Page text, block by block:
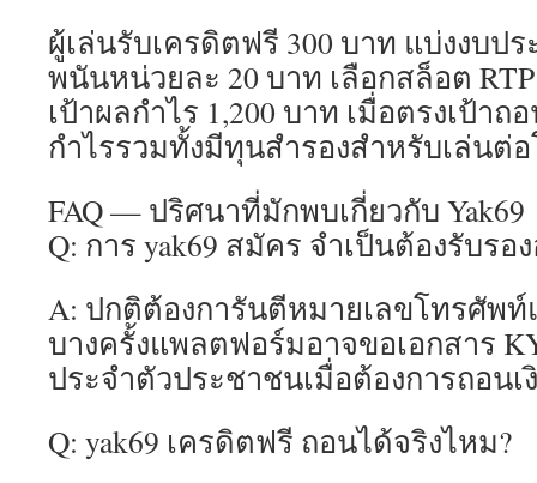
ผู้เล่นรับเครดิตฟรี 300 บาท แบ่งงบป
พนันหน่วยละ 20 บาท เลือกสล็อต
เป้าผลกำไร 1,200 บาท เมื่อตรงเป้า
กำไรรวมทั้งมีทุนสำรองสำหรับเล่นต่
FAQ — ปริศนาที่มักพบเกี่ยวกับ Yak69
Q: การ yak69 สมัคร จำเป็นต้องรับรอ
A: ปกติต้องการันตีหมายเลขโทรศัพท์
บางครั้งแพลตฟอร์มอาจขอเอกสาร
ประจำตัวประชาชนเมื่อต้องการถอน
Q: yak69 เครดิตฟรี ถอนได้จริงไหม?